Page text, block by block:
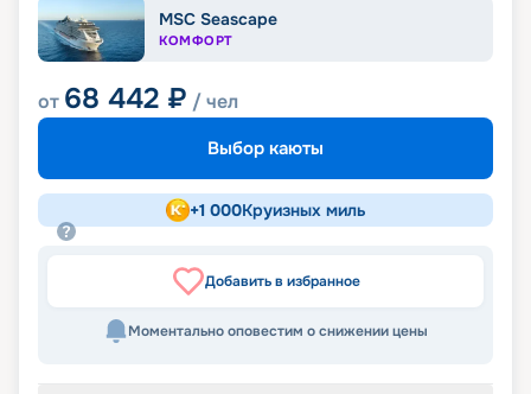
MSC Seascape
КОМФОРТ
от 68 442 ₽ / чел
Выбор каюты
+1 000Круизных миль
Добавить в избранное
Моментально оповестим о снижении цены